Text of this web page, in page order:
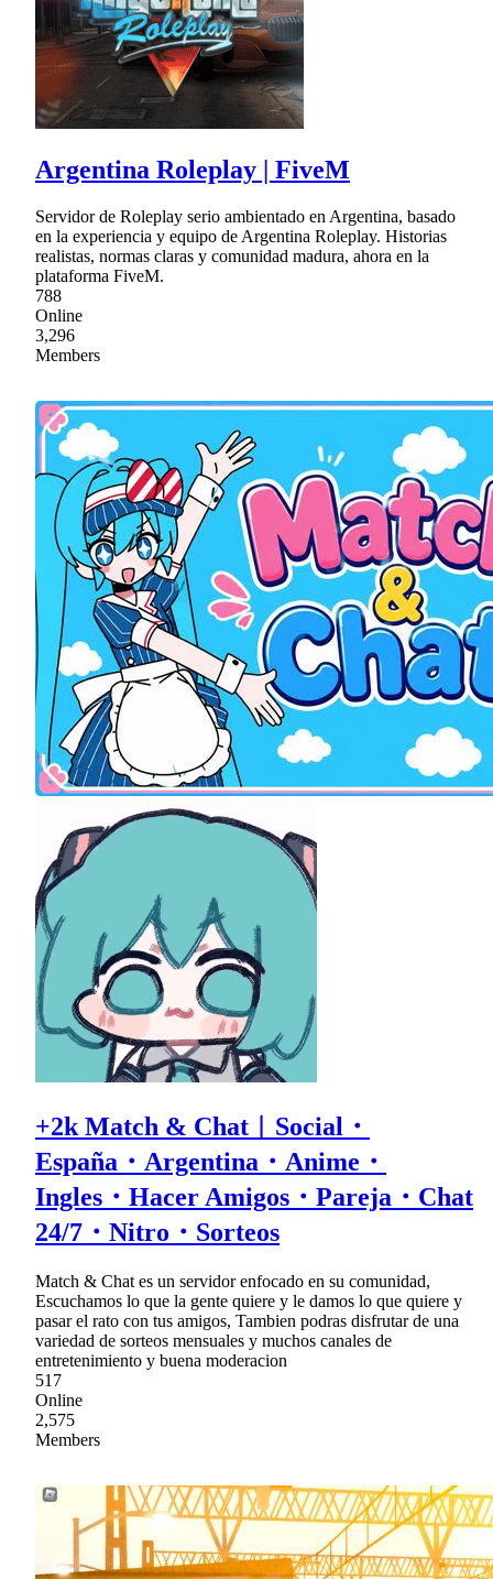
Argentina Roleplay | FiveM
Servidor de Roleplay serio ambientado en Argentina, basado
en la experiencia y equipo de Argentina Roleplay. Historias
realistas, normas claras y comunidad madura, ahora en la
plataforma FiveM.
788
Online
3,296
Members
+2k Match & Chat︱Social・
España・Argentina・Anime・
Ingles・Hacer Amigos・Pareja・Chat
24/7・Nitro・Sorteos
Match & Chat es un servidor enfocado en su comunidad,
Escuchamos lo que la gente quiere y le damos lo que quiere y
pasar el rato con tus amigos, Tambien podras disfrutar de una
variedad de sorteos mensuales y muchos canales de
entretenimiento y buena moderacion
517
Online
2,575
Members